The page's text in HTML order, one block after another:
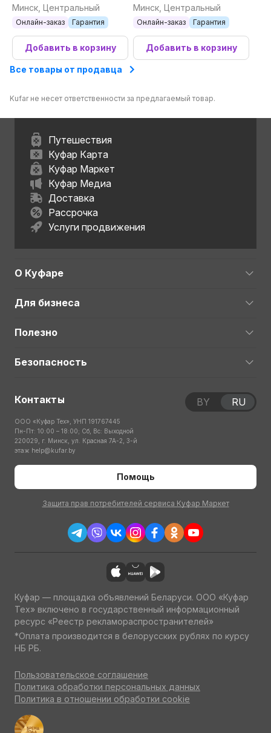
Минск, Центральный
Онлайн-заказ Гарантия
Добавить в корзину
Минск, Центральный
Онлайн-заказ Гарантия
Добавить в корзину
Все товары от продавца
Kufar не несет ответственности за предлагаемый товар.
Путешествия
Куфар Карта
Куфар Маркет
Куфар Медиа
Доставка
Рассрочка
Услуги продвижения
О Куфаре
Для бизнеса
Полезно
Безопасность
Контакты
ООО «Куфар Тех», УНП 191767445
Пн-Пт: 10:00 – 18:00; Сб, Вс: Выходной
220029, г. Минск, ул. Красная 7А-2, 3-й
этаж help@kufar.by
Помощь
Защита прав потребителей сервиса Куфар Маркет
BY RU
Куфар — площадка объявлений Беларуси. ООО «Куфар
Тех» включено в государственный информационный
ресурс «Реестр рекламораспространителей»
*Оплата производится в белорусских рублях по курсу
НБ РБ.
Пользовательское соглашение
Политика обработки персональных данных
Политика в отношении обработки cookie